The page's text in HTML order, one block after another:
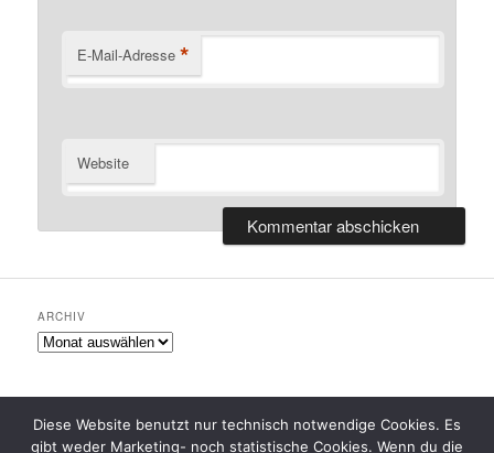
E-Mail-Adresse *
Website
ARCHIV
Archiv
Diese Website benutzt nur technisch notwendige Cookies. Es
gibt weder Marketing- noch statistische Cookies. Wenn du die